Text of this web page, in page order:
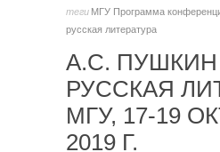
теги МГУ Программа
русская литература
А.С.
РУССКАЯ
МГУ, 17-19
2019 Г.